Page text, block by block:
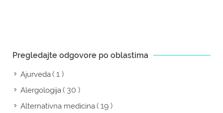
Pregledajte odgovore po oblastima
Ajurveda( 1 )
Alergologija( 30 )
Alternativna medicina( 19 )